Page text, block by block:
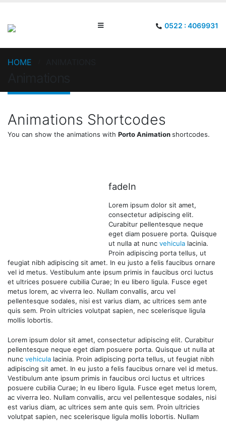
0522 : 4069931
HOME
Animations Shortcodes
You can show the animations with Porto Animationshortcodes.
fadeIn
Lorem ipsum dolor sit amet,
consectetur adipiscing elit.
Curabitur pellentesque neque
eget diam posuere porta. Quisque
ut nulla at nunc vehicula lacinia.
Proin adipiscing porta tellus, ut
feugiat nibh adipiscing sit amet. In eu justo a felis faucibus ornare
vel id metus. Vestibulum ante ipsum primis in faucibus orci luctus
et ultrices posuere cubilia Curae; In eu libero ligula. Fusce eget
metus lorem, ac viverra leo. Nullam convallis, arcu vel
pellentesque sodales, nisi est varius diam, ac ultrices sem ante
quis sem. Proin ultricies volutpat sapien, nec scelerisque ligula
mollis lobortis.
Lorem ipsum dolor sit amet, consectetur adipiscing elit. Curabitur
pellentesque neque eget diam posuere porta. Quisque ut nulla at
nunc vehicula lacinia. Proin adipiscing porta tellus, ut feugiat nibh
adipiscing sit amet. In eu justo a felis faucibus ornare vel id metus.
Vestibulum ante ipsum primis in faucibus orci luctus et ultrices
posuere cubilia Curae; In eu libero ligula. Fusce eget metus lorem,
ac viverra leo. Nullam convallis, arcu vel pellentesque sodales, nisi
est varius diam, ac ultrices sem ante quis sem. Proin ultricies
volutpat sapien, nec scelerisque ligula mollis lobortis. Nullam